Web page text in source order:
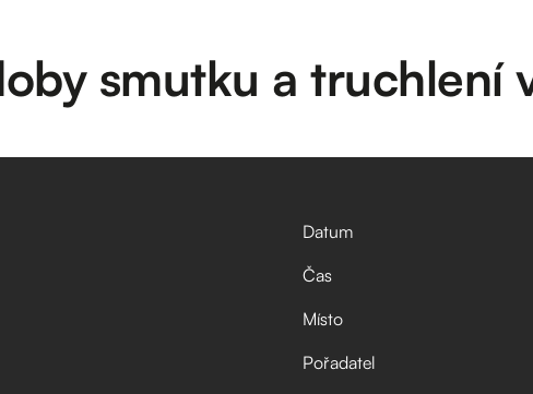
smutku a truchlení
Datum
Čas
Místo
Pořadatel